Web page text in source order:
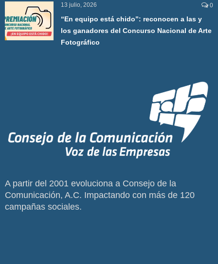
13 julio, 2026 0
“En equipo está chido”: reconocen a las y
los ganadores del Concurso Nacional de Arte
Fotográfico
A partir del 2001 evoluciona a Consejo de la
Comunicación, A.C. Impactando con más de 120
campañas sociales.